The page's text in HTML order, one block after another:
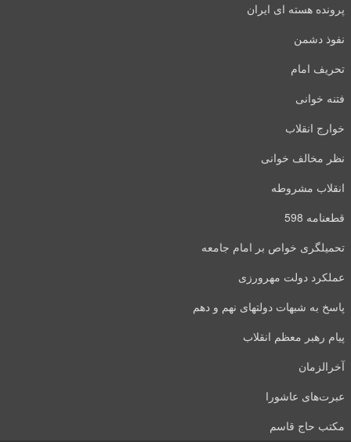
پرونده هسته ای ایران
نفوذ دشمن
تحریف امام
فتنه خوانی
خوارج انقلاب
نظر مخالف خوانی
انقلاب مشروطه
قطعنامه 598
تحمیلگری خواص بر امام جامعه
عملکرد دولت مهرورزی
پاسخ به شبهات دولتهای نهم و دهم
پیام رهبر معظم انقلاب
آخرالزمان
عبرت‌های عاشورا
مکتب حاج قاسم